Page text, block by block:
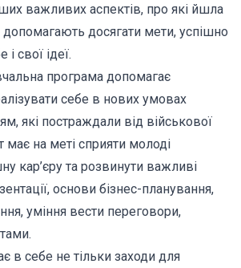
важливих аспектів, про які йшла
допомагають досягати мети, успішно
свої ідеї.
програма допомагає
себе в нових умовах
які постраждали від військової
має на меті сприяти молоді
кар’єру та розвинути важливі
основи бізнес-планування,
уміння вести переговори,
в себе не тільки заходи для